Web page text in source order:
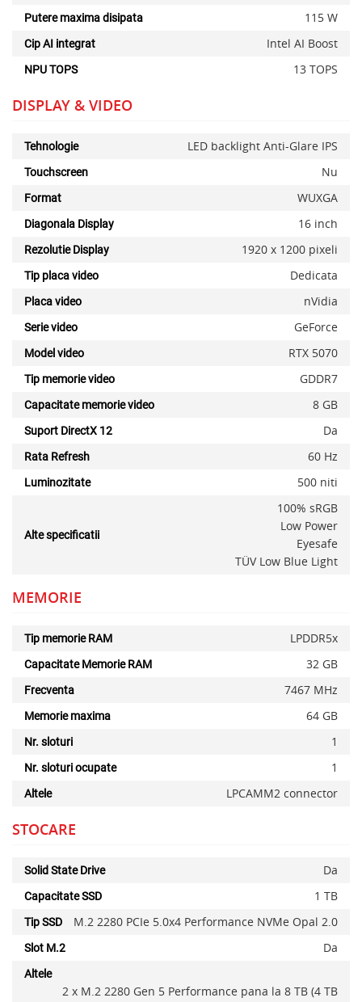
Putere maxima disipata 115 W
Cip AI integrat Intel AI Boost
NPU TOPS 13 TOPS
DISPLAY & VIDEO
Tehnologie LED backlight Anti-Glare IPS
Touchscreen Nu
Format WUXGA
Diagonala Display 16 inch
Rezolutie Display 1920 x 1200 pixeli
Tip placa video Dedicata
Placa video nVidia
Serie video GeForce
Model video RTX 5070
Tip memorie video GDDR7
Capacitate memorie video 8 GB
Suport DirectX 12 Da
Rata Refresh 60 Hz
Luminozitate 500 niti
Alte specificatii
100% sRGB
Low Power
Eyesafe
TÜV Low Blue Light
MEMORIE
Tip memorie RAM LPDDR5x
Capacitate Memorie RAM 32 GB
Frecventa 7467 MHz
Memorie maxima 64 GB
Nr. sloturi 1
Nr. sloturi ocupate 1
Altele LPCAMM2 connector
STOCARE
Solid State Drive Da
Capacitate SSD 1 TB
Tip SSD M.2 2280 PCIe 5.0x4 Performance NVMe Opal 2.0
Slot M.2 Da
Altele
2 x M.2 2280 Gen 5 Performance pana la 8 TB (4 TB